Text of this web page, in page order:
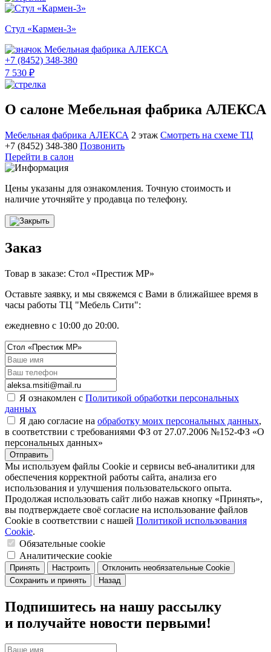
Стул «Кармен-3»
Мебельная фабрика АЛЕКСА
+7 (8452) 348-380
7 530 ₽
О салоне Мебельная фабрика АЛЕКСА
Мебельная фабрика АЛЕКСА 2 этаж Смотреть на схеме ТЦ
+7 (8452) 348-380 Позвонить
Перейти в салон
Цены указаны для ознакомления. Точную стоимость и
наличие уточняйте у продавца по телефону.
Заказ
Товар в заказе: Стол «Престиж МР»
Оставьте заявку, и мы свяжемся с Вами в ближайшее время в
часы работы ТЦ "Мебель Сити":
ежедневно с 10:00 до 20:00.
Я ознакомлен с Политикой обработки персональных
данных
Я даю согласие на обработку моих персональных данных,
в соответствии с требованиями ФЗ от 27.07.2006 №152-ФЗ «О
персональных данных»
Отправить
Мы используем файлы Cookie и сервисы веб-аналитики для
обеспечения корректной работы сайта, анализа его
использования и улучшения пользовательского опыта.
Продолжая использовать сайт либо нажав кнопку «Принять»,
вы подтверждаете своё согласие на использование файлов
Cookie в соответствии с нашей Политикой использования
Cookie.
Обязательные cookie
Аналитические cookie
Принять Настроить
Отклонить необязательные Cookie
Сохранить и принять
Назад
Подпишитесь на нашу рассылку
и получайте новости первыми!